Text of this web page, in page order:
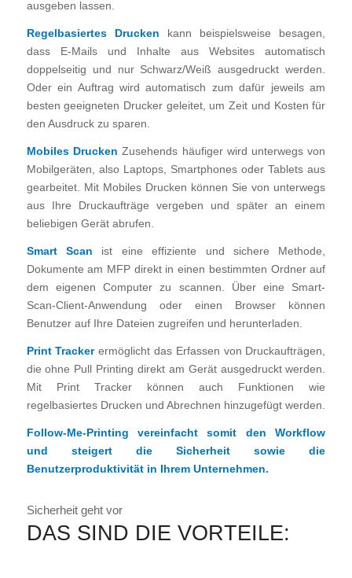
ausgeben lassen.
Regelbasiertes Drucken kann beispielsweise besagen,
dass E-Mails und Inhalte aus Websites automatisch
doppelseitig und nur Schwarz/Weiß ausgedruckt werden.
Oder ein Auftrag wird automatisch zum dafür jeweils am
besten geeigneten Drucker geleitet, um Zeit und Kosten für
den Ausdruck zu sparen.
Mobiles Drucken Zusehends häufiger wird unterwegs von
Mobilgeräten, also Laptops, Smartphones oder Tablets aus
gearbeitet. Mit Mobiles Drucken können Sie von unterwegs
aus Ihre Druckaufträge vergeben und später an einem
beliebigen Gerät abrufen.
Smart Scan ist eine effiziente und sichere Methode,
Dokumente am MFP direkt in einen bestimmten Ordner auf
dem eigenen Computer zu scannen. Über eine Smart-
Scan-Client-Anwendung oder einen Browser können
Benutzer auf Ihre Dateien zugreifen und herunterladen.
Print Trackerermöglicht das Erfassen von Druckaufträgen,
die ohne Pull Printing direkt am Gerät ausgedruckt werden.
Mit Print Tracker können auch Funktionen wie
regelbasiertes Drucken und Abrechnen hinzugefügt werden.
Follow-Me-Printing vereinfacht somit den Workflow
und steigert die Sicherheit sowie die
Benutzerproduktivität in Ihrem Unternehmen.
Sicherheit geht vor
DAS SIND DIE VORTEILE: